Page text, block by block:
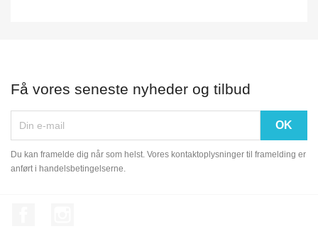
Få vores seneste nyheder og tilbud
Du kan framelde dig når som helst. Vores kontaktoplysninger til framelding er
anført i handelsbetingelserne.